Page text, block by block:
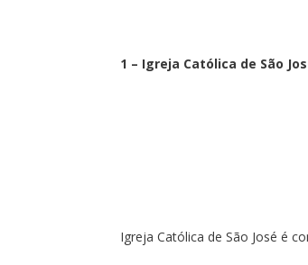
1 – Igreja Católica de São
Igreja Católica de São José é